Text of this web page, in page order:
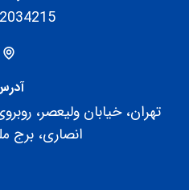
تهران، خیابان ولیعصر،
انصاری، برج